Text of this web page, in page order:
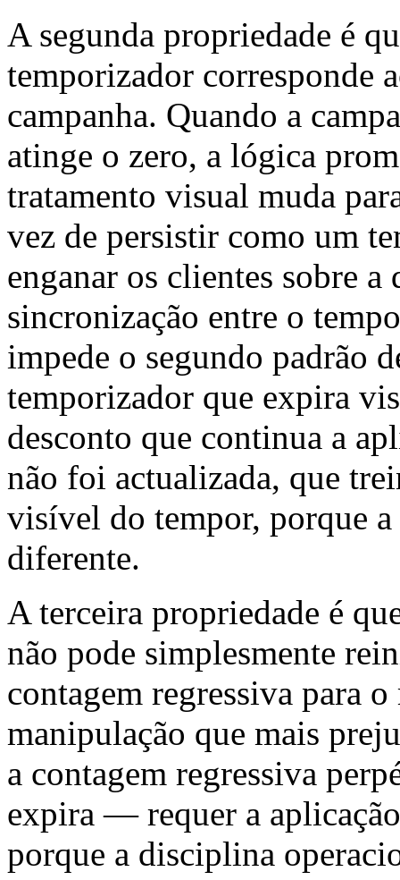
A segunda propriedade é
temporizador corresponde
campanha. Quando a
atinge o zero, a lógica
tratamento visual muda
vez de persistir como um
enganar os clientes sobre
sincronização entre o
impede o segundo padrão
temporizador que expira
desconto que continua a
não foi actualizada, que
visível do tempor, porque
diferente.
A terceira propriedade é
não pode simplesmente
contagem regressiva para
manipulação que mais
a contagem regressiva
expira — requer a
porque a disciplina